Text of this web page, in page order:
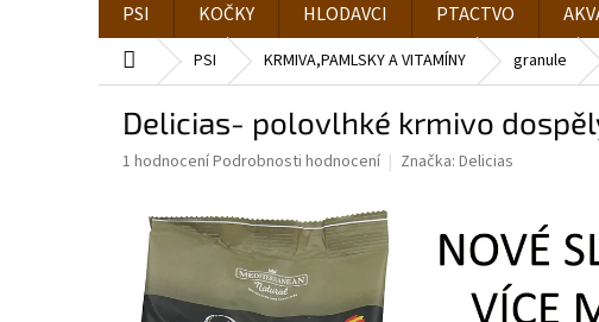
PSI KOČKY HLODAVCI PTACTVO
Domů PSI KRMIVA,PAMLSKY A VITAMÍNY granule
Delicias- polovlhké krmivo
Průměrné
1 hodnoceníPodrobnosti hodnocení Značka: Delicias